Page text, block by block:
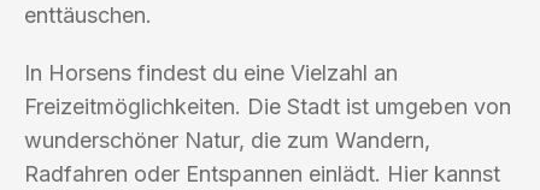
enttäuschen.
In Horsens findest du eine Vielzahl an
Freizeitmöglichkeiten. Die Stadt ist umgeben von
wunderschöner Natur, die zum Wandern,
Radfahren oder Entspannen einlädt. Hier kannst